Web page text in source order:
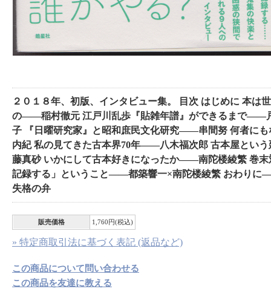
２０１８年、初版、インタビュー集。 目次 はじめに 本は
の――稲村徹元 江戸川乱歩『貼雑年譜』ができるまで――
子 『日曜研究家』と昭和庶民文化研究――串間努 何者に
内紀 私の見てきた古本界70年――八木福次郎 古本屋とい
藤真砂 いかにして古本好きになったか――南陀楼綾繁 巻末
記録する」ということ――都築響一×南陀楼綾繁 おわりに
失格の弁
販売価格 1,760円(税込)
» 特定商取引法に基づく表記 (返品など)
この商品について問い合わせる
この商品を友達に教える